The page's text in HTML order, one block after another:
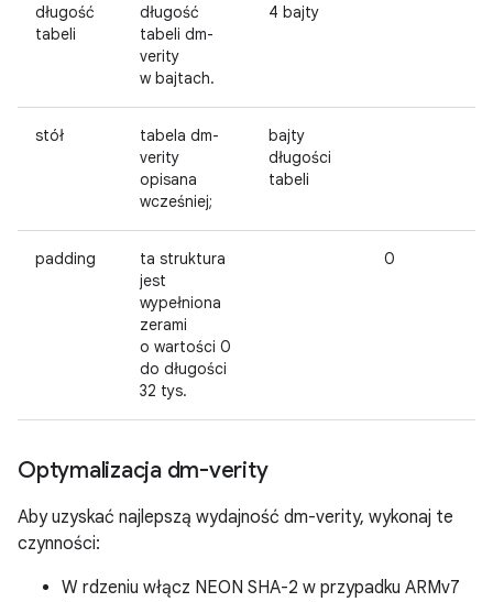
długość
tabeli
długość
tabeli dm-
verity
w bajtach.
4 bajty
stół
tabela dm-
verity
opisana
wcześniej;
bajty
długości
tabeli
padding
ta struktura
jest
wypełniona
zerami
o wartości 0
do długości
32 tys.
0
Optymalizacja dm-verity
Aby uzyskać najlepszą wydajność dm-verity, wykonaj te
czynności:
W rdzeniu włącz NEON SHA-2 w przypadku ARMv7